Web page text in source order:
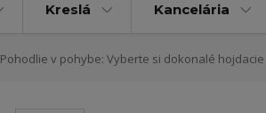
Kreslá Kancelária
Pohodlie v pohybe: Vyberte si dokonalé